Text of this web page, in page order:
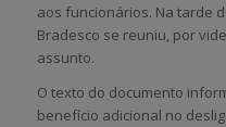
aos funcionários. Na tarde
Bradesco se reuniu, por
assunto.
O texto do documento
benefício adicional no